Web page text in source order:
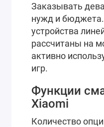
Заказывать
нужд и
устройства
рассчитаны на
активно
игр.
Функции
Xiaomi
Количество